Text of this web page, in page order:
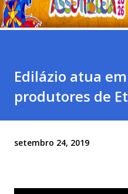
Edilázio atua
produtores de
setembro 24, 2019